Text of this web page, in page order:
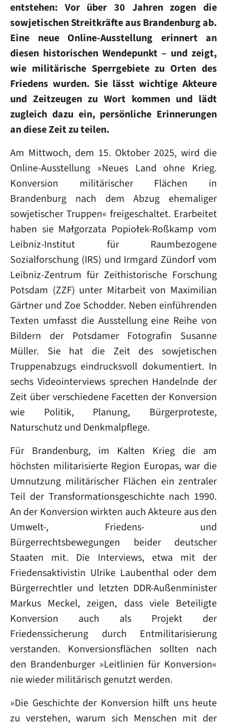
entstehen: Vor über 30 Jahren zogen die
sowjetischen Streitkräfte aus Brandenburg ab.
Eine neue Online-Ausstellung erinnert an
diesen historischen Wendepunkt – und zeigt,
wie militärische Sperrgebiete zu Orten des
Friedens wurden. Sie lässt wichtige Akteure
und Zeitzeugen zu Wort kommen und lädt
zugleich dazu ein, persönliche Erinnerungen
an diese Zeit zu teilen.
Am Mittwoch, dem 15. Oktober 2025, wird die
Online-Ausstellung »Neues Land ohne Krieg.
Konversion militärischer Flächen in
Brandenburg nach dem Abzug ehemaliger
sowjetischer Truppen« freigeschaltet. Erarbeitet
haben sie Małgorzata Popiołek-Roßkamp vom
Leibniz-Institut für Raumbezogene
Sozialforschung (IRS) und Irmgard Zündorf vom
Leibniz-Zentrum für Zeithistorische Forschung
Potsdam (ZZF) unter Mitarbeit von Maximilian
Gärtner und Zoe Schodder. Neben einführenden
Texten umfasst die Ausstellung eine Reihe von
Bildern der Potsdamer Fotografin Susanne
Müller. Sie hat die Zeit des sowjetischen
Truppenabzugs eindrucksvoll dokumentiert. In
sechs Videointerviews sprechen Handelnde der
Zeit über verschiedene Facetten der Konversion
wie Politik, Planung, Bürgerproteste,
Naturschutz und Denkmalpflege.
Für Brandenburg, im Kalten Krieg die am
höchsten militarisierte Region Europas, war die
Umnutzung militärischer Flächen ein zentraler
Teil der Transformationsgeschichte nach 1990.
An der Konversion wirkten auch Akteure aus den
Umwelt-, Friedens- und
Bürgerrechtsbewegungen beider deutscher
Staaten mit. Die Interviews, etwa mit der
Friedensaktivistin Ulrike Laubenthal oder dem
Bürgerrechtler und letzten DDR-Außenminister
Markus Meckel, zeigen, dass viele Beteiligte
Konversion auch als Projekt der
Friedenssicherung durch Entmilitarisierung
verstanden. Konversionsflächen sollten nach
den Brandenburger »Leitlinien für Konversion«
nie wieder militärisch genutzt werden.
»Die Geschichte der Konversion hilft uns heute
zu verstehen, warum sich Menschen mit der